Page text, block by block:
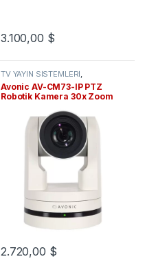
3.100,00 $
TV YAYIN SİSTEMLERİ,
KAMERALAR,Robotik Kameralar
Avonic AV-CM73-IP PTZ
Robotik Kamera 30x Zoom
2.720,00 $